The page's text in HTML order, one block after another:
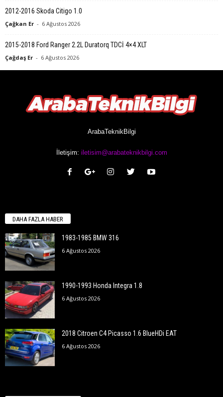
2012-2016 Skoda Citigo 1.0
Çağkan Er - 6 Ağustos 2026
2015-2018 Ford Ranger 2.2L Duratorq TDCİ 4×4 XLT
Çağdaş Er - 6 Ağustos 2026
ArabaTeknikBilgi
İletişim: iletisim@arabateknikbilgi.com
DAHA FAZLA HABER
1983-1985 BMW 316
6 Ağustos 2026
1990-1993 Honda Integra 1.8
6 Ağustos 2026
2018 Citroen C4 Picasso 1.6 BlueHDi EAT
6 Ağustos 2026